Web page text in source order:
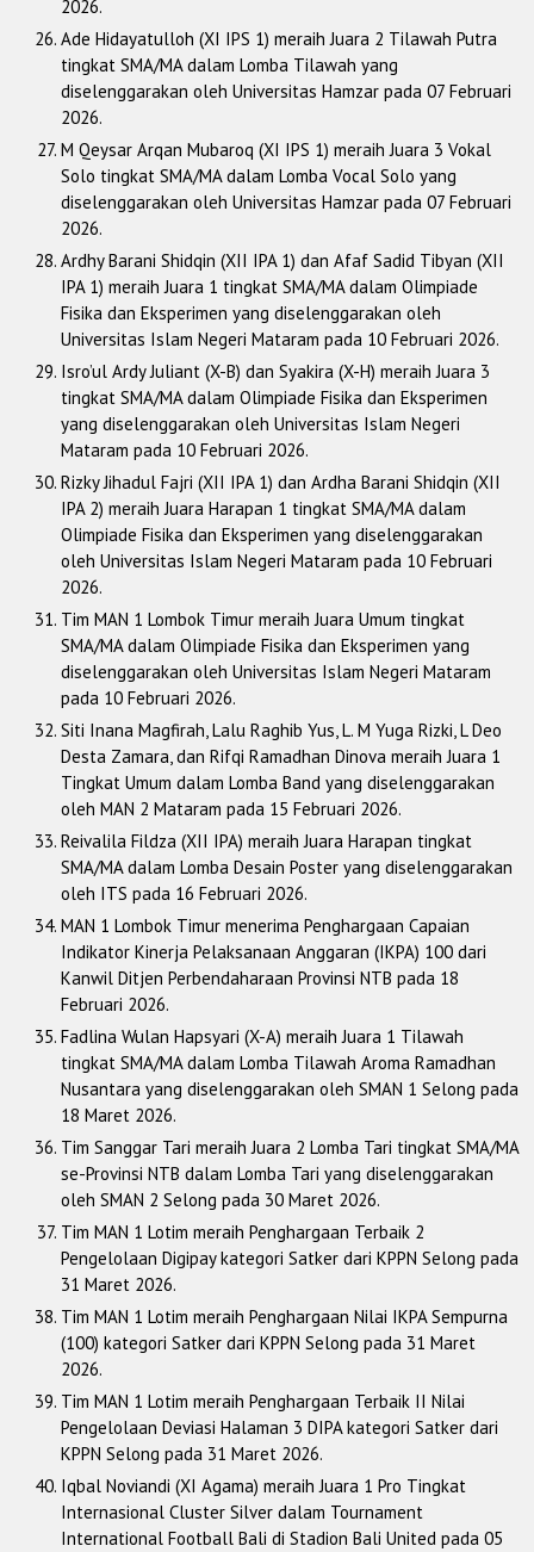
2026.
Ade Hidayatulloh (XI IPS 1) meraih Juara 2 Tilawah Putra
tingkat SMA/MA dalam Lomba Tilawah yang
diselenggarakan oleh Universitas Hamzar pada 07 Februari
2026.
M Qeysar Arqan Mubaroq (XI IPS 1) meraih Juara 3 Vokal
Solo tingkat SMA/MA dalam Lomba Vocal Solo yang
diselenggarakan oleh Universitas Hamzar pada 07 Februari
2026.
Ardhy Barani Shidqin (XII IPA 1) dan Afaf Sadid Tibyan (XII
IPA 1) meraih Juara 1 tingkat SMA/MA dalam Olimpiade
Fisika dan Eksperimen yang diselenggarakan oleh
Universitas Islam Negeri Mataram pada 10 Februari 2026.
Isro’ul Ardy Juliant (X-B) dan Syakira (X-H) meraih Juara 3
tingkat SMA/MA dalam Olimpiade Fisika dan Eksperimen
yang diselenggarakan oleh Universitas Islam Negeri
Mataram pada 10 Februari 2026.
Rizky Jihadul Fajri (XII IPA 1) dan Ardha Barani Shidqin (XII
IPA 2) meraih Juara Harapan 1 tingkat SMA/MA dalam
Olimpiade Fisika dan Eksperimen yang diselenggarakan
oleh Universitas Islam Negeri Mataram pada 10 Februari
2026.
Tim MAN 1 Lombok Timur meraih Juara Umum tingkat
SMA/MA dalam Olimpiade Fisika dan Eksperimen yang
diselenggarakan oleh Universitas Islam Negeri Mataram
pada 10 Februari 2026.
Siti Inana Magfirah, Lalu Raghib Yus, L. M Yuga Rizki, L Deo
Desta Zamara, dan Rifqi Ramadhan Dinova meraih Juara 1
Tingkat Umum dalam Lomba Band yang diselenggarakan
oleh MAN 2 Mataram pada 15 Februari 2026.
Reivalila Fildza (XII IPA) meraih Juara Harapan tingkat
SMA/MA dalam Lomba Desain Poster yang diselenggarakan
oleh ITS pada 16 Februari 2026.
MAN 1 Lombok Timur menerima Penghargaan Capaian
Indikator Kinerja Pelaksanaan Anggaran (IKPA) 100 dari
Kanwil Ditjen Perbendaharaan Provinsi NTB pada 18
Februari 2026.
Fadlina Wulan Hapsyari (X-A) meraih Juara 1 Tilawah
tingkat SMA/MA dalam Lomba Tilawah Aroma Ramadhan
Nusantara yang diselenggarakan oleh SMAN 1 Selong pada
18 Maret 2026.
Tim Sanggar Tari meraih Juara 2 Lomba Tari tingkat SMA/MA
se-Provinsi NTB dalam Lomba Tari yang diselenggarakan
oleh SMAN 2 Selong pada 30 Maret 2026.
Tim MAN 1 Lotim meraih Penghargaan Terbaik 2
Pengelolaan Digipay kategori Satker dari KPPN Selong pada
31 Maret 2026.
Tim MAN 1 Lotim meraih Penghargaan Nilai IKPA Sempurna
(100) kategori Satker dari KPPN Selong pada 31 Maret
2026.
Tim MAN 1 Lotim meraih Penghargaan Terbaik II Nilai
Pengelolaan Deviasi Halaman 3 DIPA kategori Satker dari
KPPN Selong pada 31 Maret 2026.
Iqbal Noviandi (XI Agama) meraih Juara 1 Pro Tingkat
Internasional Cluster Silver dalam Tournament
International Football Bali di Stadion Bali United pada 05